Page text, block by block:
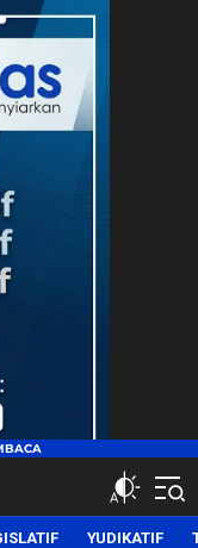
YUDIKATIF